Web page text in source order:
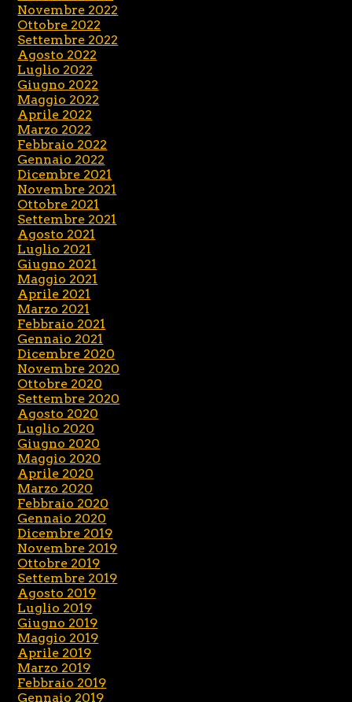
Novembre 2022
Ottobre 2022
Settembre 2022
Agosto 2022
Luglio 2022
Giugno 2022
Maggio 2022
Aprile 2022
Marzo 2022
Febbraio 2022
Gennaio 2022
Dicembre 2021
Novembre 2021
Ottobre 2021
Settembre 2021
Agosto 2021
Luglio 2021
Giugno 2021
Maggio 2021
Aprile 2021
Marzo 2021
Febbraio 2021
Gennaio 2021
Dicembre 2020
Novembre 2020
Ottobre 2020
Settembre 2020
Agosto 2020
Luglio 2020
Giugno 2020
Maggio 2020
Aprile 2020
Marzo 2020
Febbraio 2020
Gennaio 2020
Dicembre 2019
Novembre 2019
Ottobre 2019
Settembre 2019
Agosto 2019
Luglio 2019
Giugno 2019
Maggio 2019
Aprile 2019
Marzo 2019
Febbraio 2019
Gennaio 2019